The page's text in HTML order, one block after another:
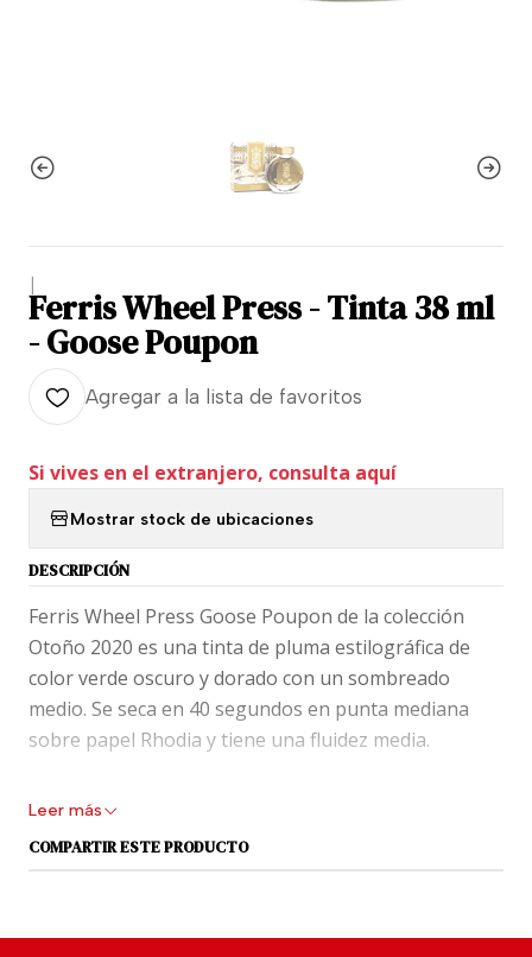
|
Ferris Wheel Press - Tinta 38 ml
- Goose Poupon
Agregar a la lista de favoritos
Si vives en el extranjero, consulta aquí
Mostrar stock de ubicaciones
DESCRIPCIÓN
Ferris Wheel Press Goose Poupon de la colección
Otoño 2020 es una tinta de pluma estilográfica de
color verde oscuro y dorado con un sombreado
medio. Se seca en 40 segundos en punta mediana
sobre papel Rhodia y tiene una fluidez media.
Las tintas para pluma estilográfica Ferris Wheel
resinas de la más alta calidad. Disponible en más de
Leer más
COMPARTIR ESTE PRODUCTO